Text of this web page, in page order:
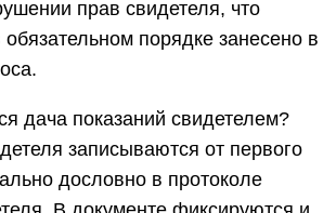
прав свидетеля, что
порядке занесено в
дача показаний свидетелем?
записываются от первого
дословно в протоколе